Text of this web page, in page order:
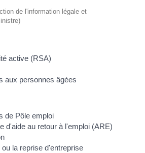
de l'information légale et
active (RSA)
aux personnes âgées
de Pôle emploi
d'aide au retour à l'emploi (ARE)
la reprise d'entreprise